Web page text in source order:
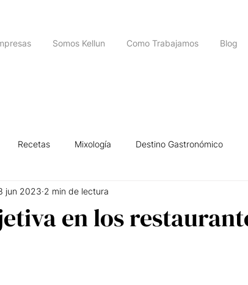
Somos Kellun Como Trabajamos Blog
Recetas Mixología Destino Gastronómico
Historias de Emprendedores
en los
jun 2023 2 min de lectura